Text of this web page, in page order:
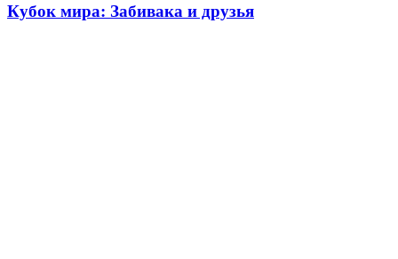
Кубок мира: Забивака и друзья